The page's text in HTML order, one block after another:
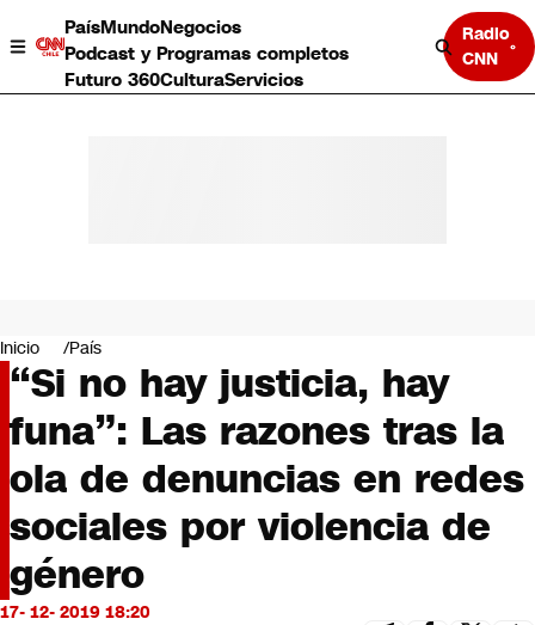
PaísMundoNegocios
Podcast y Programas completos
Futuro 360CulturaServicios
Radio
CNN
Negocios
Deportes
Programas completos
Cultura
Servicios
Bits
CNN tiempo
Futuro 360
Opinión
Inicio País
“Si no hay justicia, hay
funa”: Las razones tras la
ola de denuncias en redes
sociales por violencia de
género
17- 12- 2019 18:20